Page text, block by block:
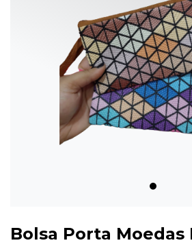
Bolsa Porta Moedas